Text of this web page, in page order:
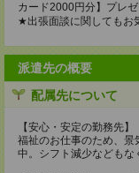
カード2000円分】プレゼ
★出張面談に関してもお
派遣先の概要
配属先について
【安心・安定の勤務先】
福祉のお仕事のため、景
中。シフト減少などもな